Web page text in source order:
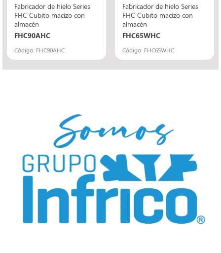
Fabricador de hielo Series
FHC Cubito macizo con
almacén
FHC90AHC
Código: FHC90AHC
Fabricador de hielo Series
FHC Cubito macizo con
almacén
FHC65WHC
Código: FHC65WHC